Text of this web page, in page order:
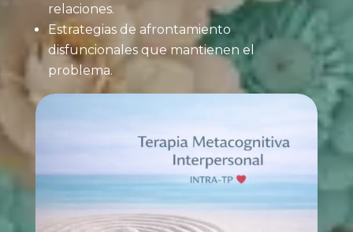
relaciones.
Estrategias de afrontamiento
disfuncionales que mantienen el
problema.